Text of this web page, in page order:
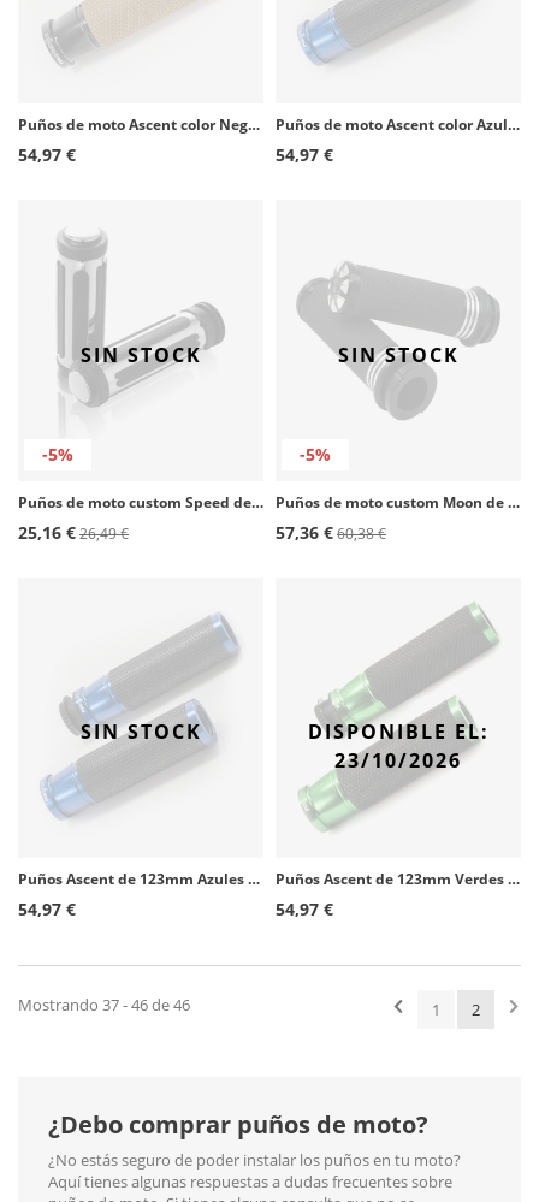
Puños de moto Ascent color Negro de Puig 9190N
54,97 €
Puños de moto Ascent color Azul de Puig 6326A
54,97 €
-5%
SIN STOCK
Puños de moto custom Speed de Customacces
25,16 €26,49 €
-5%
SIN STOCK
Puños de moto custom Moon de Customacces
57,36 €60,38 €
SIN STOCK
Puños Ascent de 123mm Azules Puig 3553A
54,97 €
DISPONIBLE EL:
23/10/2026
Puños Ascent de 123mm Verdes Puig 3553V
54,97 €
1 2
Mostrando 37 - 46 de 46
¿Debo comprar puños de moto?
¿No estás seguro de poder instalar los puños en tu moto?
Aquí tienes algunas respuestas a dudas frecuentes sobre